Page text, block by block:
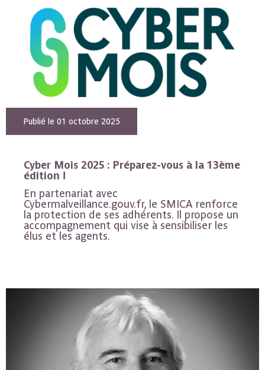
Publié le 01 octobre 2025
Cyber Mois 2025 : Préparez-vous à la 13ème
édition !
En partenariat avec
Cybermalveillance.gouv.fr, le SMICA renforce
la protection de ses adhérents. Il propose un
accompagnement qui vise à sensibiliser les
élus et les agents.